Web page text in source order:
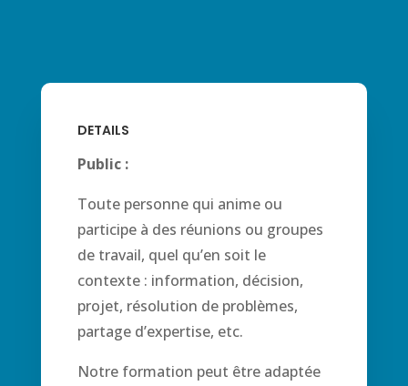
DETAILS
Public :
Toute personne qui anime ou
participe à des réunions ou groupes
de travail, quel qu’en soit le
contexte : information, décision,
projet, résolution de problèmes,
partage d’expertise, etc.
Notre formation peut être adaptée